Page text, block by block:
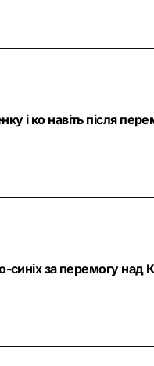
і ко навіть після
синіх за перемогу